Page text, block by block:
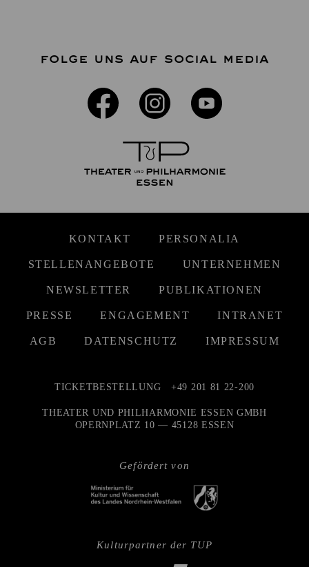
FOLGE UNS AUF SOCIAL MEDIA
KONTAKT PERSONALIA
STELLENANGEBOTE UNTERNEHMEN
NEWSLETTER PUBLIKATIONEN
PRESSE ENGAGEMENT INTRANET
AGB DATENSCHUTZ IMPRESSUM
Gefördert von
TICKETBESTELLUNG +49 201 81 22-200
THEATER UND PHILHARMONIE ESSEN GMBH
OPERNPLATZ 10 — 45128 ESSEN
Kulturpartner der TUP